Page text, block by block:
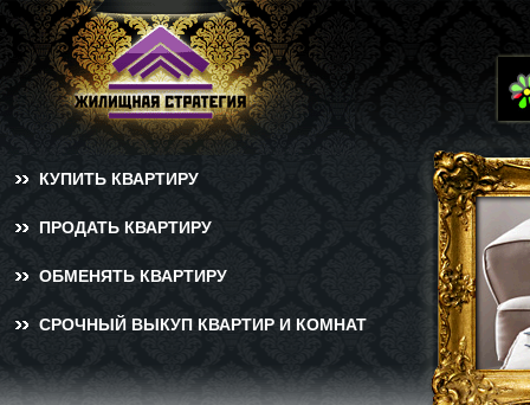
КУПИТЬ КВАРТИРУ
ПРОДАТЬ КВАРТИРУ
ОБМЕНЯТЬ КВАРТИРУ
СРОЧНЫЙ ВЫКУП КВАРТИР И КОМНАТ